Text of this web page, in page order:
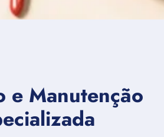
e Manutenção